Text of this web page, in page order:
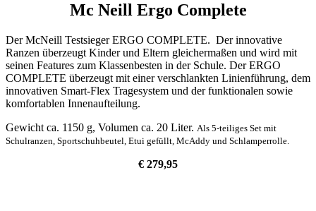
Mc Neill Ergo Complete
Der McNeill Testsieger ERGO COMPLETE. Der innovative
Ranzen überzeugt Kinder und Eltern gleichermaßen und wird mit
seinen Features zum Klassenbesten in der Schule. Der ERGO
COMPLETE überzeugt mit einer verschlankten Linienführung, dem
innovativen Smart-Flex Tragesystem und der funktionalen sowie
komfortablen Innenaufteilung.
Gewicht ca. 1150 g, Volumen ca. 20 Liter. Als 5-teiliges Set mit
Schulranzen, Sportschuhbeutel, Etui gefüllt, McAddy und Schlamperrolle.
€ 279,95